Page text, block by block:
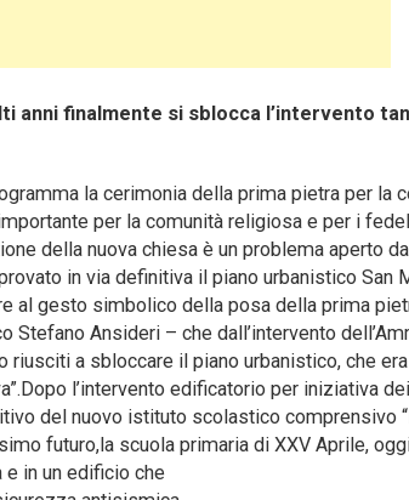
anni finalmente si sblocca l’intervento
la cerimonia della prima pietra per la
per la comunità religiosa e per i
della nuova chiesa è un problema aperto
in via definitiva il piano urbanistico San
al gesto simbolico della posa della prima
Stefano Ansideri – che dall’intervento
riusciti a sbloccare il piano urbanistico, che
l’intervento edificatorio per iniziativa
del nuovo istituto scolastico comprensivo
futuro,la scuola primaria di XXV Aprile, oggi
e in un edificio che